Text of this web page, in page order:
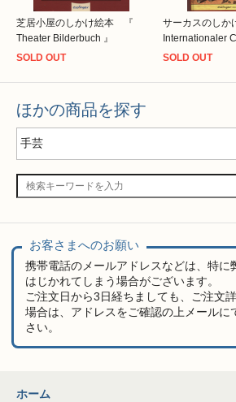
芝居小屋のしかけ絵本 『
Theater Bilderbuch 』
SOLD OUT
サーカスのし
Internationaler
SOLD OUT
ほかの商品を探す
お客さまへのお願い
携帯電話のメールアドレスなどは、特に
はじかれてしまう場合がございます。
ご注文日から3日経ちましても、ご注文
場合は、アドレスをご確認の上メールに
さい。
ホーム